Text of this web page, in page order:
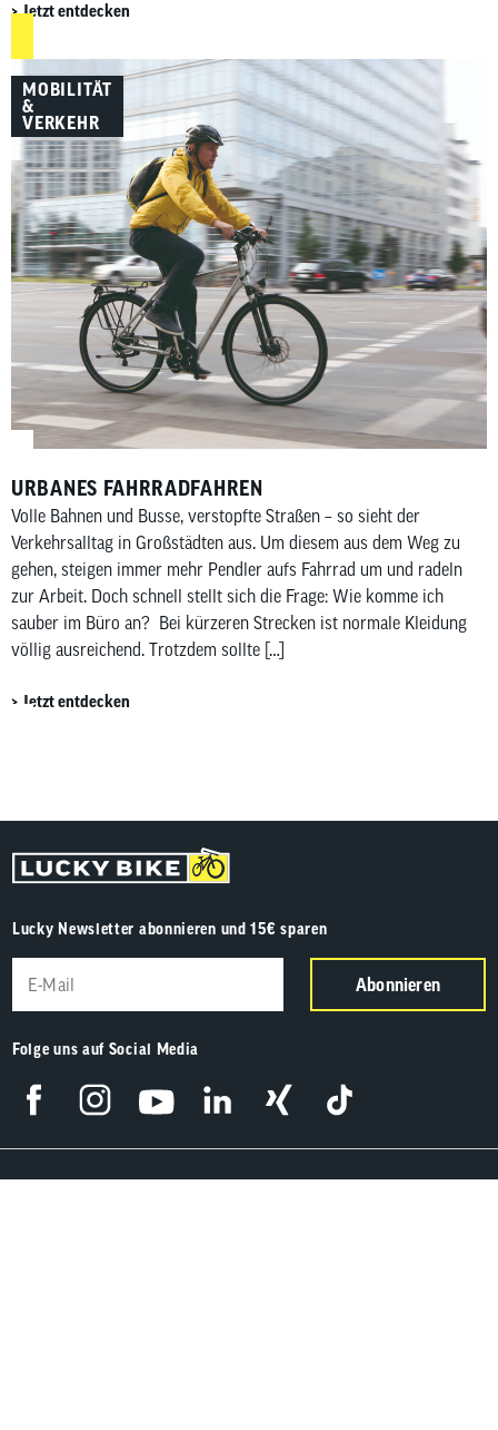
Jetzt entdecken
MOBILITÄT
&
VERKEHR
URBANES FAHRRADFAHREN
Volle Bahnen und Busse, verstopfte Straßen – so sieht der
Verkehrsalltag in Großstädten aus. Um diesem aus dem Weg zu
gehen, steigen immer mehr Pendler aufs Fahrrad um und radeln
zur Arbeit. Doch schnell stellt sich die Frage: Wie komme ich
sauber im Büro an? Bei kürzeren Strecken ist normale Kleidung
völlig ausreichend. Trotzdem sollte […]
Jetzt entdecken
Lucky Newsletter abonnieren und 15€ sparen
Abonnieren
Folge uns auf Social Media